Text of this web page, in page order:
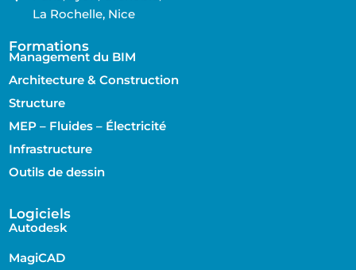
La Rochelle, Nice
Formations
Management du BIM
Architecture & Construction
Structure
MEP – Fluides – Électricité
Infrastructure
Outils de dessin
Logiciels
Autodesk
MagiCAD